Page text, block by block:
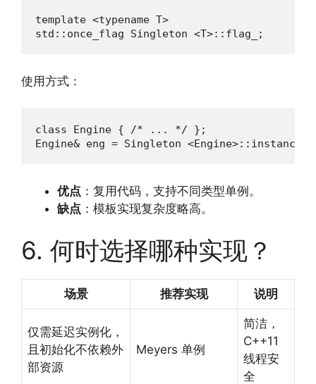
template <typename T>
std::once_flag Singleton <T>::flag_;
使用方式：
class Engine { /* ... */ };
Engine& eng = Singleton
优点 ：复用代码，支持不同类型单例。
缺点 ：模板实现复杂度略高。
6. 何时选择哪种实现？
场景 推荐实现 说明
仅需延迟实例化，
且初始化不依赖外
部资源
Meyers 单例
简洁，
C++11
线程安
全